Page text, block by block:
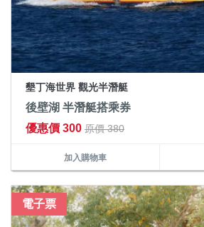
墾丁海世界 觀光半潛艇
後壁湖 半潛艇搭乘券
優惠價 300 原價 380
加入購物車
電子票